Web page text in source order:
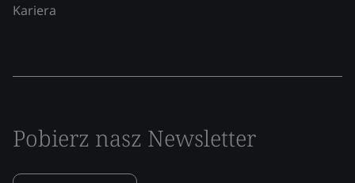
Kariera
Pobierz nasz Newsletter